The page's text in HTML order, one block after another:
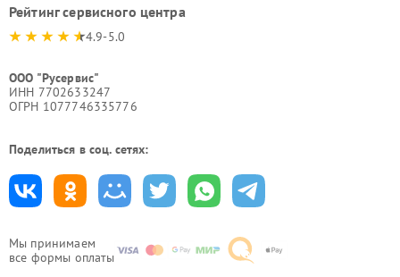
Мы принимаем
все формы оплаты
Рейтинг сервисного центра
4.9-5.0
ООО "Русервис"
ИНН 7702633247
ОГРН 1077746335776
Поделиться в соц. сетях: